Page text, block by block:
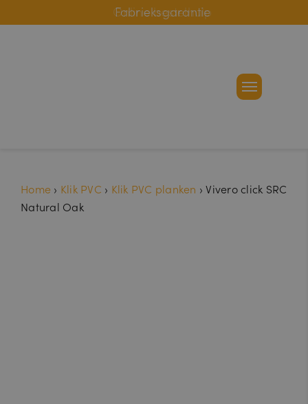
Online bestelhulp
Fabrieksgarantie
Home › Klik PVC › Klik PVC planken ›Vivero click SRC
Natural Oak